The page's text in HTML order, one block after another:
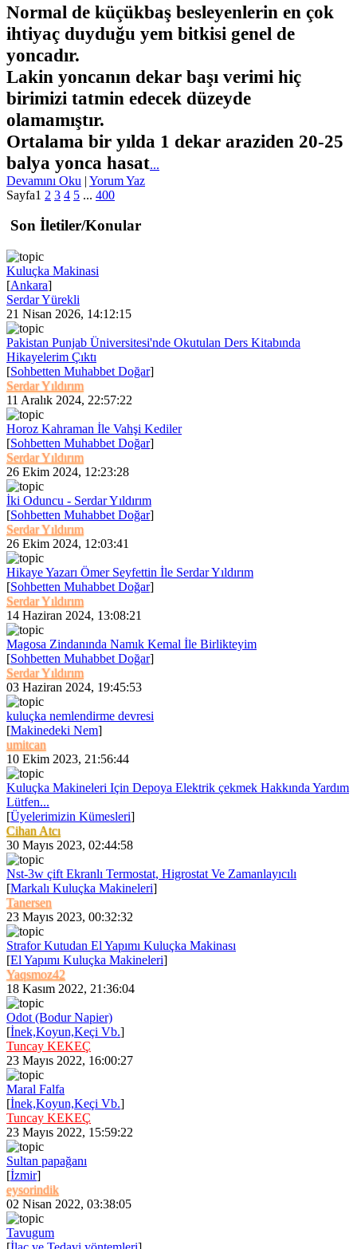
Normal de küçükbaş besleyenlerin en çok
ihtiyaç duyduğu yem bitkisi genel de
yoncadır.
Lakin yoncanın dekar başı verimi hiç
birimizi tatmin edecek düzeyde
olamamıştır.
Ortalama bir yılda 1 dekar araziden 20-25
balya yonca hasat...
Devamını Oku | Yorum Yaz
Sayfa1 2 3 4 5 ... 400
Son İletiler/Konular
Kuluçka Makinasi
[Ankara]
Serdar Yürekli
21 Nisan 2026, 14:12:15
Pakistan Punjab Üniversitesi'nde Okutulan Ders Kitabında
Hikayelerim Çıktı
[Sohbetten Muhabbet Doğar]
Serdar Yıldırım
11 Aralık 2024, 22:57:22
Horoz Kahraman İle Vahşi Kediler
[Sohbetten Muhabbet Doğar]
Serdar Yıldırım
26 Ekim 2024, 12:23:28
İki Oduncu - Serdar Yıldırım
[Sohbetten Muhabbet Doğar]
Serdar Yıldırım
26 Ekim 2024, 12:03:41
Hikaye Yazarı Ömer Seyfettin İle Serdar Yıldırım
[Sohbetten Muhabbet Doğar]
Serdar Yıldırım
14 Haziran 2024, 13:08:21
Magosa Zindanında Namık Kemal İle Birlikteyim
[Sohbetten Muhabbet Doğar]
Serdar Yıldırım
03 Haziran 2024, 19:45:53
kuluçka nemlendirme devresi
[Makinedeki Nem]
umitcan
10 Ekim 2023, 21:56:44
Kuluçka Makineleri Için Depoya Elektrik çekmek Hakkında Yardım
Lütfen...
[Üyelerimizin Kümesleri]
Cihan Atcı
30 Mayıs 2023, 02:44:58
Nst-3w çift Ekranlı Termostat, Higrostat Ve Zamanlayıcılı
[Markalı Kuluçka Makineleri]
Tanersen
23 Mayıs 2023, 00:32:32
Strafor Kutudan El Yapımı Kuluçka Makinası
[El Yapımı Kuluçka Makineleri]
Yaqsmoz42
18 Kasım 2022, 21:36:04
Odot (Bodur Napier)
[İnek,Koyun,Keçi Vb.]
Tuncay KEKEÇ
23 Mayıs 2022, 16:00:27
Maral Falfa
[İnek,Koyun,Keçi Vb.]
Tuncay KEKEÇ
23 Mayıs 2022, 15:59:22
Sultan papağanı
[İzmir]
eysorindik
02 Nisan 2022, 03:38:05
Tavugum